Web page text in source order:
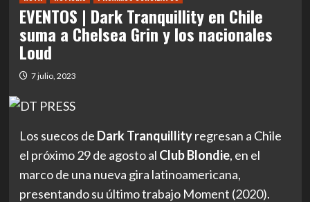
EVENTOS | Dark Tranquillity en Chile
suma a Chelsea Grin y los nacionales
Loud
7 julio, 2023
Los suecos de Dark Tranquillityregresan a Chile
el próximo 29 de agosto al Club Blondie, en el
marco de una nueva gira latinoamericana,
presentando su último trabajo Moment (2020).